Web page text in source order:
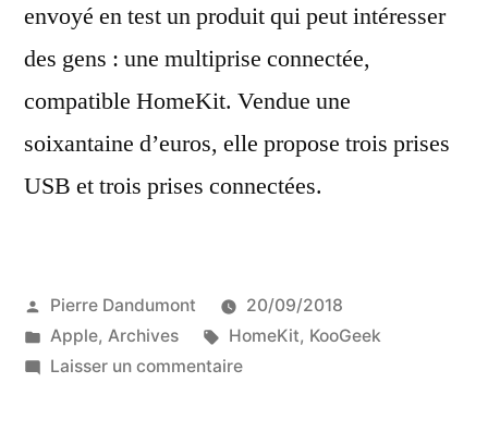
envoyé en test un produit qui peut intéresser
des gens : une multiprise connectée,
compatible HomeKit. Vendue une
soixantaine d’euros, elle propose trois prises
USB et trois prises connectées.
Publié
par
Pierre Dandumont
20/09/2018
Publié
dans
Apple, Archives Étiquettes :
HomeKit, KooGeek
Laisser un commentairesur